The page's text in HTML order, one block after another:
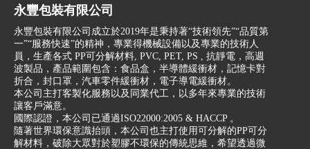
永豐包裝有限公司
永豐包裝有限公司成立於2019年是秉持著“技術領先”“品質第
一”“服務快速”的精神，專業得機械設備以及專業的技術人
員，生產各式 PP可分解材料, PVC, PET, PS , 抗靜電，高週
波製品，產品範圍包含：食品盒，半導體緩衝材，記憶卡對
折合，封口罩，汽車零件緩衝材，電子導電緩衝材。
本公司主打客製化服務以及同業代工，以多年來專業的技術
讓客戶滿意。
國際認證，本公司已通過ISO22000:2005 & HACCP 。
隨著世界環保意識抬頭，本公司也主打使用可分解的PP可分
解材料，破除大眾對於塑膠不環保的傳統思維，希望透過微